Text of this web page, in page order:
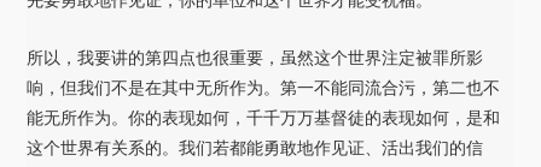
所以，我要讲的第四点也很重要，虽然这个世界注定被罪所影
响，但我们不是在其中无所作为。第一不能同流合污，第二也不
能无所作为。你的表现如何，千千万万基督徒的表现如何，是和
这个世界有关系的。我们若都能勇敢地作见证、活出我们的信